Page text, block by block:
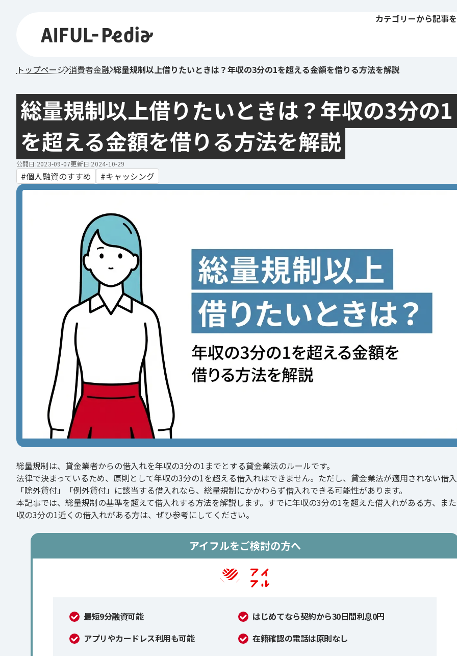
カテゴリーから記事
トップページ 消費者金融 総量規制以上借りたいときは？年収の3分の1を超える金額を借りる方法を解説
総量規制以上借りたいときは？年収の3分の1
を超える金額を借りる方法を解説
公開日:2023-09-07更新日:2024-10-29
個人融資のすすめ キャッシング
総量規制は、貸金業者からの借入れを年収の3分の1までとする貸金業法のルールです。
法律で決まっているため、原則として年収の3分の1を超える借入れはできません。ただし、貸金業法が適用されない借
「除外貸付」「例外貸付」に該当する借入れなら、総量規制にかかわらず借入れできる可能性があります。
本記事では、総量規制の基準を超えて借入れする方法を解説します。すでに年収の3分の1を超えた借入れがある方、ま
収の3分の1近くの借入れがある方は、ぜひ参考にしてください。
アイフルをご検討の方へ
最短9分融資可能
はじめてなら契約から30日間利息0円
アプリやカードレス利用も可能
在籍確認の電話は原則なし